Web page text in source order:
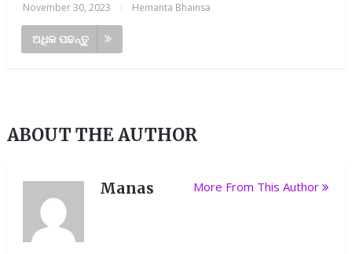
November 30, 2023 Hemanta Bhainsa
ଅଧିକ ପଢନ୍ତୁ
ABOUT THE AUTHOR
Manas More From This Author